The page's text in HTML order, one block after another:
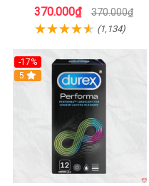
mạnh
370.000₫ 370.000₫
(1,134)
-17%
Hot
5